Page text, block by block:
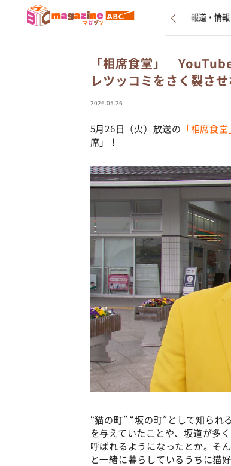
新着 インタビュー 報道・情報
「相席食堂」
レツッコミをさく裂さ
2026.05.26
5月26日（火）放送の 「相席食堂
席」！
“猫の町” “坂の町”として知ら
を与えていたことや、坂道が多
呼ばれるようになったとか。そ
と一緒に暮らしているうちに猫